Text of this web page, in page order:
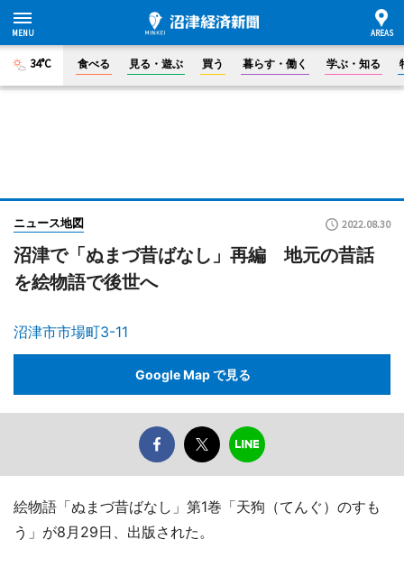
34°C 食べる 見る・遊ぶ 買う 暮らす・働く 学ぶ・知る
ニュース地図 2022.08.30
沼津で「ぬまづ昔ばなし」再編 地元の昔話
を絵物語で後世へ
沼津市市場町3-11
Google Map で見る
絵物語「ぬまづ昔ばなし」第1巻「天狗（てんぐ）のすも
う」が8月29日、出版された。